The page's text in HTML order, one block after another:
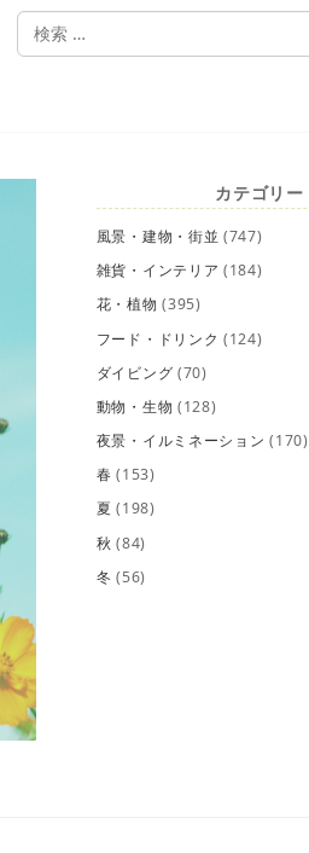
検
索
カテゴリー
風景・建物・街並 (747)
雑貨・インテリア (184)
花・植物 (395)
フード・ドリンク (124)
ダイビング (70)
動物・生物 (128)
夜景・イルミネーション (170)
春 (153)
夏 (198)
秋 (84)
冬 (56)